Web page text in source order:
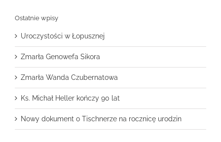
Ostatnie wpisy
Uroczystości w Łopusznej
Zmarła Genowefa Sikora
Zmarła Wanda Czubernatowa
Ks. Michał Heller kończy 90 lat
Nowy dokument o Tischnerze na rocznicę urodzin